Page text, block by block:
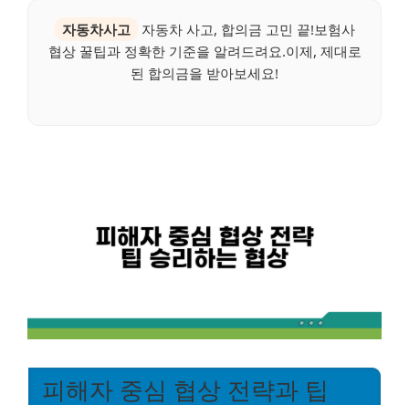
자동차사고
자동차 사고, 합의금 고민 끝!보험사
협상 꿀팁과 정확한 기준을 알려드려요.이제, 제대로
된 합의금을 받아보세요!
피해자 중심 협상 전략과 팁